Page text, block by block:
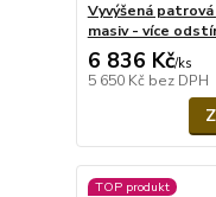
Vyvýšená
masiv - více
6 836 Kč/ks
5 650 Kč bez DPH
TOP produkt